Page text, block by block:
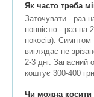
Як часто треба
Заточувати - раз
повністю - раз на
покосів). Симптом
виглядає не
2-3 дні. Запасний
коштує 300-400
Чи можна косити